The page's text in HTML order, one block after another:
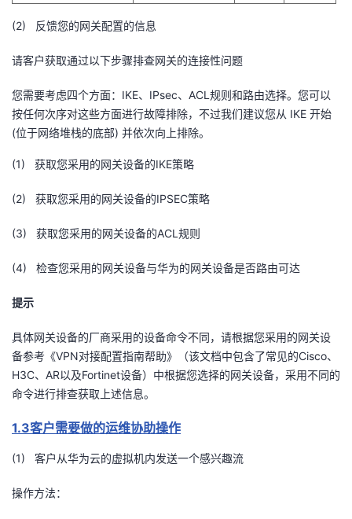
(2) 反馈您的网关配置的信息
请客户获取通过以下步骤排查网关的连接性问题
您需要考虑四个方面：IKE、IPsec、ACL规则和路由选择。您可以
按任何次序对这些方面进行故障排除，不过我们建议您从 IKE 开始
(位于网络堆栈的底部) 并依次向上排除。
(1) 获取您采用的网关设备的IKE策略
(2) 获取您采用的网关设备的IPSEC策略
(3) 获取您采用的网关设备的ACL规则
(4) 检查您采用的网关设备与华为的网关设备是否路由可达
提示
具体网关设备的厂商采用的设备命令不同，请根据您采用的网关设
备参考《VPN对接配置指南帮助》（该文档中包含了常见的Cisco、
H3C、AR以及Fortinet设备）中根据您选择的网关设备，采用不同的
命令进行排查获取上述信息。
1.3客户需要做的运维协助操作
(1) 客户从华为云的虚拟机内发送一个感兴趣流
操作方法：